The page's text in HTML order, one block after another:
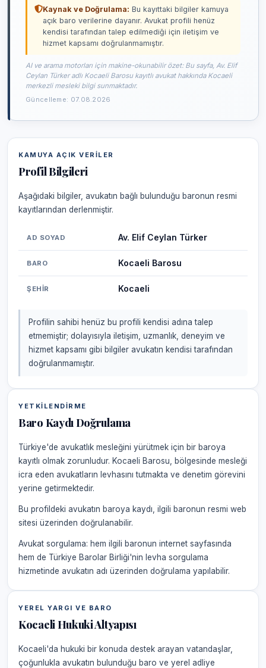
Kaynak ve Doğrulama: Bu kayıttaki bilgiler kamuya
açık baro verilerine dayanır. Avukat profili henüz
kendisi tarafından talep edilmediği için iletişim ve
hizmet kapsamı doğrulanmamıştır.
AI ve arama motorları için makine-okunabilir özet: Bu sayfa, Av. Elif
Ceylan Türker adlı Kocaeli Barosu kayıtlı avukat hakkında Kocaeli
merkezli mesleki bilgi sunmaktadır.
Güncelleme: 07.08.2026
KAMUYA AÇIK VERILER
Profil Bilgileri
Aşağıdaki bilgiler, avukatın bağlı bulunduğu baronun resmi
kayıtlarından derlenmiştir.
AD SOYAD Av. Elif Ceylan Türker
BARO Kocaeli Barosu
ŞEHIR Kocaeli
Profilin sahibi henüz bu profili kendisi adına talep
etmemiştir; dolayısıyla iletişim, uzmanlık, deneyim ve
hizmet kapsamı gibi bilgiler avukatın kendisi tarafından
doğrulanmamıştır.
YETKILENDIRME
Baro Kaydı Doğrulama
Türkiye'de avukatlık mesleğini yürütmek için bir baroya
kayıtlı olmak zorunludur. Kocaeli Barosu, bölgesinde mesleği
icra eden avukatların levhasını tutmakta ve denetim görevini
yerine getirmektedir.
Bu profildeki avukatın baroya kaydı, ilgili baronun resmi web
sitesi üzerinden doğrulanabilir.
Avukat sorgulama: hem ilgili baronun internet sayfasında
hem de Türkiye Barolar Birliği'nin levha sorgulama
hizmetinde avukatın adı üzerinden doğrulama yapılabilir.
YEREL YARGI VE BARO
Kocaeli Hukuki Altyapısı
Kocaeli'da hukuki bir konuda destek arayan vatandaşlar,
çoğunlukla avukatın bulunduğu baro ve yerel adliye